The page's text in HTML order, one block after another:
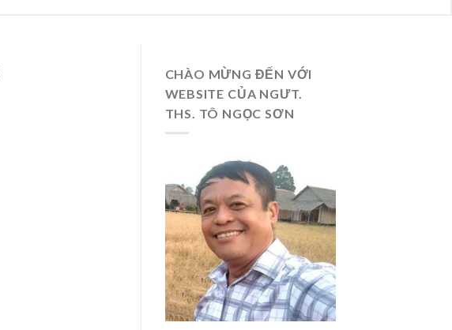
CHÀO MỪNG ĐẾN VỚI
WEBSITE CỦA NGƯT.
THS. TÔ NGỌC SƠN